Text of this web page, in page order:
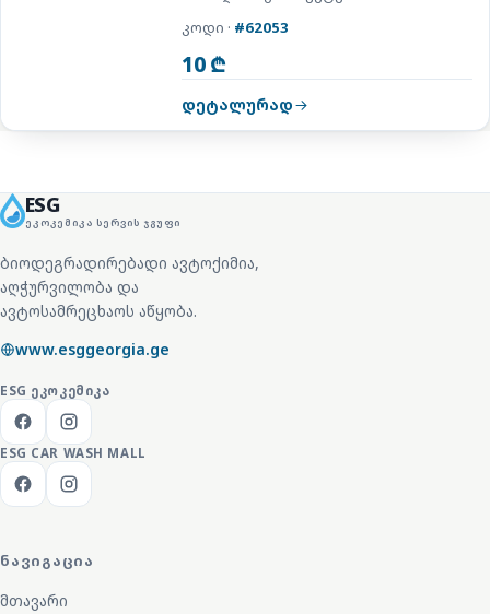
კოდი · #62053
10 ₾
დეტალურად
ESG
ᲔᲙᲝᲙᲔᲛᲘᲙᲐ ᲡᲔᲠᲕᲘᲡ ᲯᲒᲣᲤᲘ
ბიოდეგრადირებადი ავტოქიმია,
აღჭურვილობა და
ავტოსამრეცხაოს აწყობა.
www.esggeorgia.ge
ESG ᲔᲙᲝᲙᲔᲛᲘᲙᲐ
ESG CAR WASH MALL
ᲜᲐᲕᲘᲒᲐᲪᲘᲐ
მთავარი